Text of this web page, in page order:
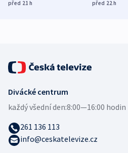
před 21h před 22h
Divácké centrum
každý všední den:8:00—16:00 hodin
261 136 113
info@ceskatelevize.cz